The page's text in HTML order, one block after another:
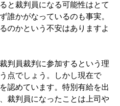
と裁判員になる可能性はとて
誰かがなっているのも事実。
のかという不安はありますよ
判員裁判に参加するという理
点でしょう。しかし現在で
認めています。特別有給を出
裁判員になったことは上司や